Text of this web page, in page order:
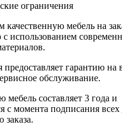
ограничения
мебель на
с использованием
гарантию на
обслуживание.
мебель составляет 3 года и
с момента подписания